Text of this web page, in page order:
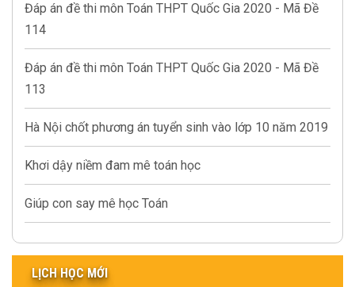
Đáp án đề thi môn Toán THPT Quốc Gia 2020 - Mã Đề
114
Đáp án đề thi môn Toán THPT Quốc Gia 2020 - Mã Đề
113
Hà Nội chốt phương án tuyển sinh vào lớp 10 năm 2019
Khơi dậy niềm đam mê toán học
Giúp con say mê học Toán
LỊCH HỌC MỚI